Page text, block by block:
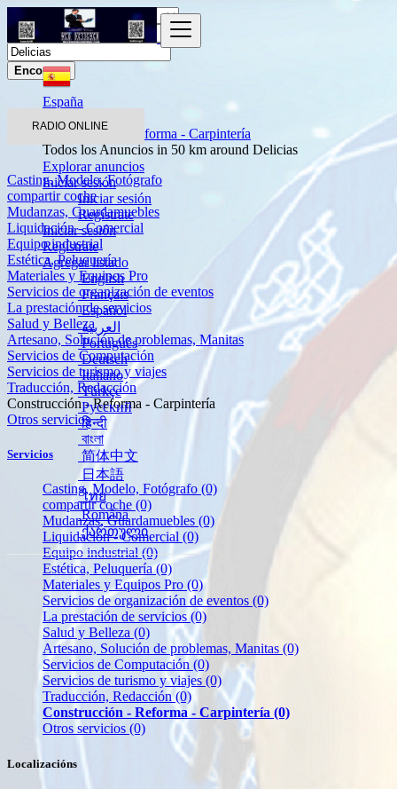
RADIO ONLINE
Explorar anuncios
Iniciar sesión
Iniciar sesión
Regístrate
Iniciar sesión
Regístrate
Agregar listado
English
Français
Español
العربية
Português
Deutsch
Italiano
Türkçe
Русский
हिन्दी
বাংলা
简体中文
日本語
ไทย
Română
ქართული
Encontrar
España
Construcción - Reforma - Carpintería
Todos los Anuncios in 50 km around Delicias
Casting, Modelo, Fotógrafo
compartir coche
Mudanzas, Guardamuebles
Liquidación - Comercial
Equipo industrial
Estética, Peluquería
Materiales y Equipos Pro
Servicios de organización de eventos
La prestación de servicios
Salud y Belleza
Artesano, Solución de problemas, Manitas
Servicios de Computación
Servicios de turismo y viajes
Traducción, Redacción
Construcción - Reforma - Carpintería
Otros servicios
Servicios
Casting, Modelo, Fotógrafo (0)
compartir coche (0)
Mudanzas, Guardamuebles (0)
Liquidación - Comercial (0)
Equipo industrial (0)
Estética, Peluquería(0)
Materiales y Equipos Pro (0)
Servicios de organización de eventos (0)
La prestación de servicios(0)
Salud y Belleza (0)
Artesano, Solución de problemas, Manitas (0)
Servicios de Computación (0)
Servicios de turismo y viajes (0)
Traducción, Redacción(0)
Construcción - Reforma - Carpintería (0)
Otros servicios (0)
Localizacións